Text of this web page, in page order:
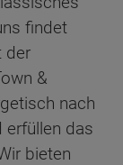
findet
der
&
nach
erfüllen das
bieten